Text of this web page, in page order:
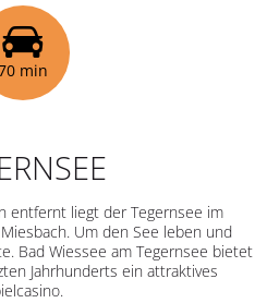
min
entfernt liegt der Tegernsee im
Um den See leben und
Bad Wiessee am Tegernsee bietet
Jahrhunderts ein attraktives